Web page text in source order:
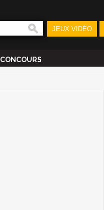
JEUX VIDÉO
CONCOURS